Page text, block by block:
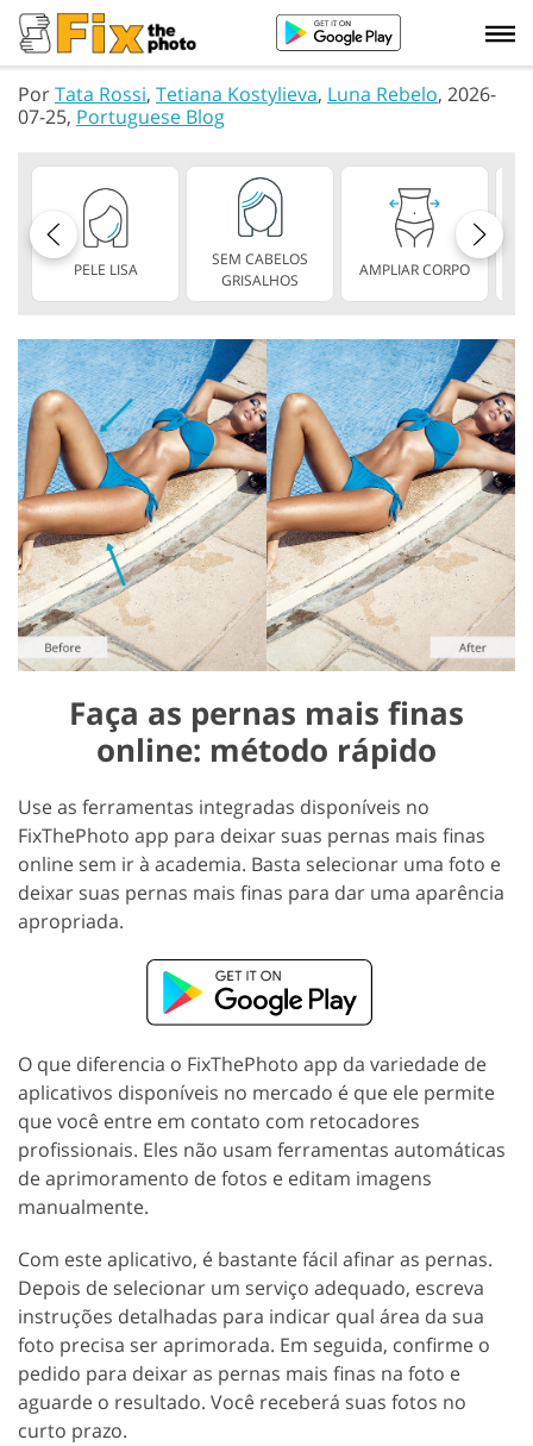
PorTata Rossi, Tetiana Kostylieva, Luna Rebelo, 2026-
07-25, Portuguese Blog
PELE LISA
SEM CABELOS
GRISALHOS
AMPLIAR CORPO
Faça as pernas mais finas
online: método rápido
Use as ferramentas integradas disponíveis no
FixThePhoto app para deixar suas pernas mais finas
online sem ir à academia. Basta selecionar uma foto e
deixar suas pernas mais finas para dar uma aparência
apropriada.
O que diferencia o FixThePhoto app da variedade de
aplicativos disponíveis no mercado é que ele permite
que você entre em contato com retocadores
profissionais. Eles não usam ferramentas automáticas
de aprimoramento de fotos e editam imagens
manualmente.
Com este aplicativo, é bastante fácil afinar as pernas.
Depois de selecionar um serviço adequado, escreva
instruções detalhadas para indicar qual área da sua
foto precisa ser aprimorada. Em seguida, confirme o
pedido para deixar as pernas mais finas na foto e
aguarde o resultado. Você receberá suas fotos no
curto prazo.